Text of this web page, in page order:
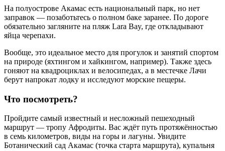
На полуострове Акамас есть национальный парк, но нет
заправок — позаботьтесь о полном баке заранее. По дороге
обязательно загляните на пляж Lara Bay, где откладывают
яйца черепахи.
Вообще, это идеальное место для прогулок и занятий спортом
на природе (яхтингом и хайкингом, например). Также здесь
гоняют на квадроциклах и велосипедах, а в местечке Лачи
берут напрокат лодку и исследуют морские пещеры.
Что посмотреть?
Пройдите самый известный и несложный пешеходный
маршрут — тропу Афродиты. Вас ждёт путь протяжённостью
в семь километров, виды на горы и лагуны. Увидите
Ботанический сад Акамас (точка старта маршрута), купальня